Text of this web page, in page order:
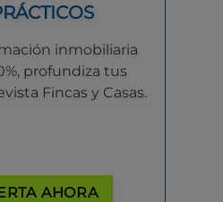
inmobiliaria
profundiza tus
Fincas y Casas.
AHORA